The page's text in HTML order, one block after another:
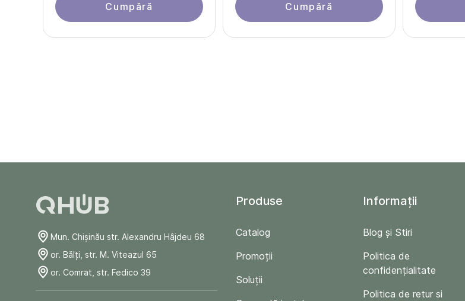
Cumpără Cumpără
Mun. Chişinău str. Alexandru Hâjdeu 68
or. Bălți, str. M. Viteazul 65
or. Comrat, str. Fedico 39
Produse
Catalog
Promoții
Soluții
Informații
Blog și Stiri
Politica de
confidențialitate
Politica de retur si